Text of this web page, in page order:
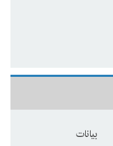
بیانات